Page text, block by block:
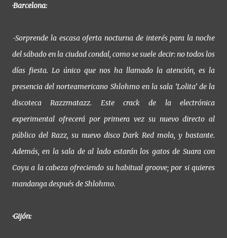
·Barcelona:
-Sorprende la escasa oferta nocturna de interés para la noche
del sábado en la ciudad condal, como se suele decir: no todos los
días fiesta. Lo único que nos ha llamado la atención, es la
presencia del norteamericano Shlohmo en la sala ‘Lolita’ de la
discoteca Razzmatazz. Este crack de la electrónica
experimental ofrecerá por primera vez su nuevo directo al
público del Razz, su nuevo disco Dark Red mola, y bastante.
Además, en la sala de al lado estarán los gatos de Suara con
Coyu a la cabeza ofreciendo su habitual groove; por si quieres
mandanga después de Shlohmo.
·Gijón: